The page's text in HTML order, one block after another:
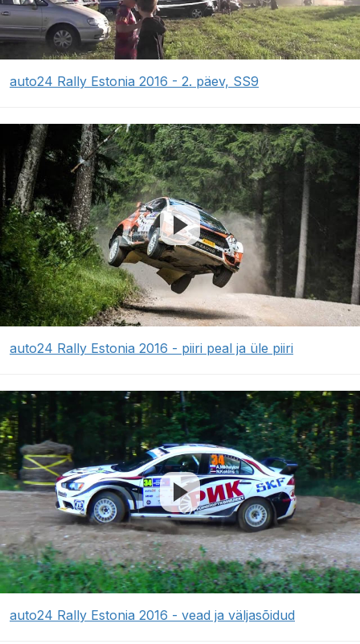
auto24 Rally Estonia 2016 - 2. päev, SS9
auto24 Rally Estonia 2016 - piiri peal ja üle piiri
auto24 Rally Estonia 2016 - vead ja väljasõidud